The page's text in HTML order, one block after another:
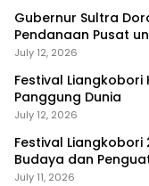
Gubernur Sultra
Pendanaan Pusat
Liangkobhori
July 12, 2026
Festival Liangkobori
Panggung Dunia
July 12, 2026
Festival Liangkobori
Budaya dan
July 11, 2026